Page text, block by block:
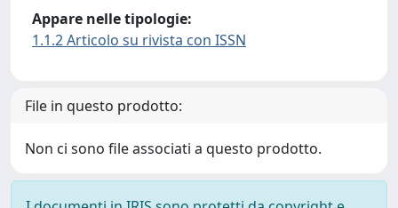
Appare nelle tipologie:
1.1.2 Articolo su rivista con ISSN
File in questo prodotto:
Non ci sono file associati a questo prodotto.